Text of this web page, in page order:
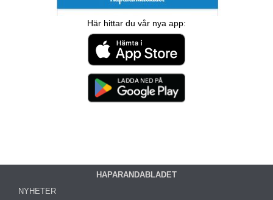
Här hittar du vår nya app:
HAPARANDABLADET
NYHETER